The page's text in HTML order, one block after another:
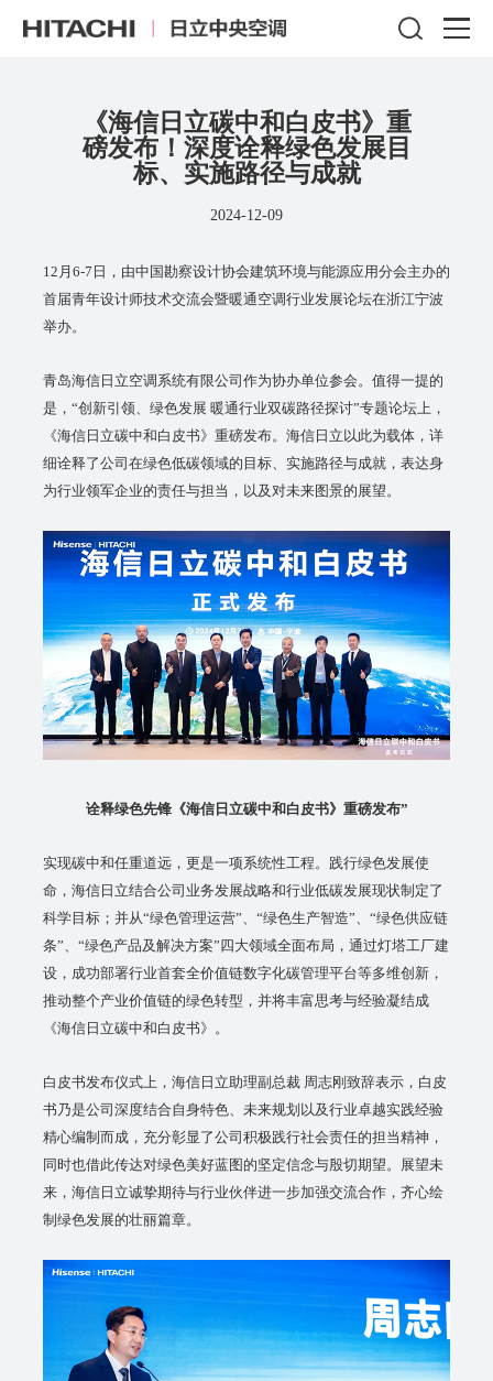
《海信日立碳中和白皮书》重
磅发布！深度诠释绿色发展目
标、实施路径与成就
2024-12-09
12月6-7日，由中国勘察设计协会建筑环境与能源应用分会主办的
首届青年设计师技术交流会暨暖通空调行业发展论坛在浙江宁波
举办。
青岛海信日立空调系统有限公司作为协办单位参会。值得一提的
是，“创新引领、绿色发展 暖通行业双碳路径探讨”专题论坛上，
《海信日立碳中和白皮书》重磅发布。海信日立以此为载体，详
细诠释了公司在绿色低碳领域的目标、实施路径与成就，表达身
为行业领军企业的责任与担当，以及对未来图景的展望。
诠释绿色先锋《海信日立碳中和白皮书》重磅发布”
实现碳中和任重道远，更是一项系统性工程。践行绿色发展使
命，海信日立结合公司业务发展战略和行业低碳发展现状制定了
科学目标；并从“绿色管理运营”、“绿色生产智造”、“绿色供应链
条”、“绿色产品及解决方案”四大领域全面布局，通过灯塔工厂建
设，成功部署行业首套全价值链数字化碳管理平台等多维创新，
推动整个产业价值链的绿色转型，并将丰富思考与经验凝结成
《海信日立碳中和白皮书》。
白皮书发布仪式上，海信日立助理副总裁 周志刚致辞表示，白皮
书乃是公司深度结合自身特色、未来规划以及行业卓越实践经验
精心编制而成，充分彰显了公司积极践行社会责任的担当精神，
同时也借此传达对绿色美好蓝图的坚定信念与殷切期望。展望未
来，海信日立诚挚期待与行业伙伴进一步加强交流合作，齐心绘
制绿色发展的壮丽篇章。